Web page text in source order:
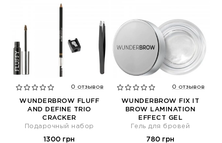
0 отзывов
WUNDERBROW FLUFF
AND DEFINE TRIO
CRACKER
Подарочный набoр
1300 грн
0 отзывов
WUNDERBROW FIX IT
BROW LAMINATION
EFFECT GEL
Гель для бровей
780 грн